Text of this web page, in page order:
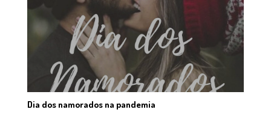
Dia dos namorados na pandemia